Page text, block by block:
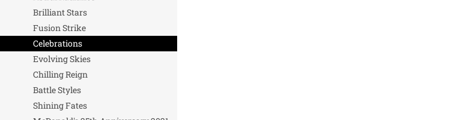
Brilliant Stars
Fusion Strike
Celebrations
Evolving Skies
Chilling Reign
Battle Styles
Shining Fates